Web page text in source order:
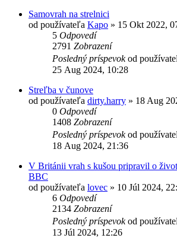
Samovrah na strelnici
od používateľa Kapo » 15 Okt 2022,
5 Odpovedí
2791 Zobrazení
Posledný príspevokod
25 Aug 2024, 10:28
Streľba v čunove
od používateľa dirty.harry » 18 Aug
0 Odpovedí
1408 Zobrazení
Posledný príspevokod
18 Aug 2024, 21:36
V Británii vrah s kušou pripravil o
BBC
od používateľa lovec » 10 Júl 2024,
6 Odpovedí
2134 Zobrazení
Posledný príspevokod
13 Júl 2024, 12:26